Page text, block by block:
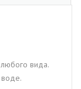
вида.